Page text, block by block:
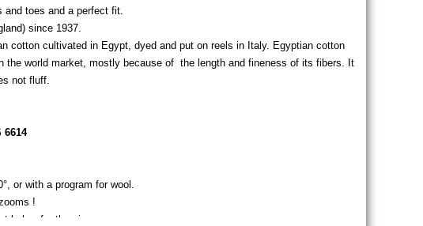
and toes and a perfect fit.
since 1937.
cotton cultivated in Egypt, dyed and put on reels in Italy. Egyptian cotton
the world market, mostly because of the length and fineness of its fibers. It
not fluff.
6614
or with a program for wool.
!
below for the sizes